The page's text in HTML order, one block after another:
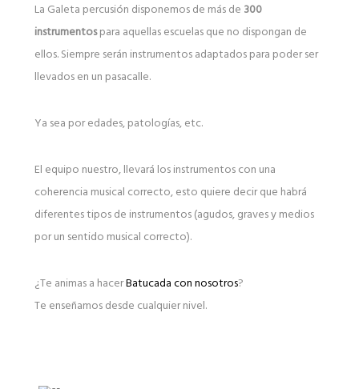
La Galeta percusión disponemos de más de 300
instrumentospara aquellas escuelas que no dispongan de
ellos. Siempre serán instrumentos adaptados para poder ser
llevados en un pasacalle.
Ya sea por edades, patologías, etc.
El equipo nuestro, llevará los instrumentos con una
coherencia musical correcto, esto quiere decir que habrá
diferentes tipos de instrumentos (agudos, graves y medios
por un sentido musical correcto).
¿Te animas a hacerBatucada con nosotros?
Te enseñamos desde cualquier nivel.